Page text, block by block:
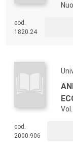
cod.
1820.24
cod.
2000.906